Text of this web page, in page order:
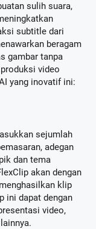
sulih suara,
subtitle dari
beragam
gambar tanpa
video
yang inovatif ini:
sejumlah
adegan
dan tema
akan dengan
klip
ini dapat dengan
video,